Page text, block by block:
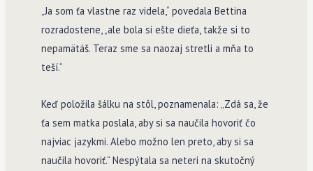
„Ja som ťa vlastne raz videla,“ povedala Bettina
rozradostene, „ale bola si ešte dieťa, takže si to
nepamätáš. Teraz sme sa naozaj stretli a mňa to
teší.“
Keď položila šálku na stôl, poznamenala: „Zdá sa, že
ťa sem matka poslala, aby si sa naučila hovoriť čo
najviac jazykmi. Alebo možno len preto, aby si sa
naučila hovoriť.“ Nespýtala sa neteri na skutočný